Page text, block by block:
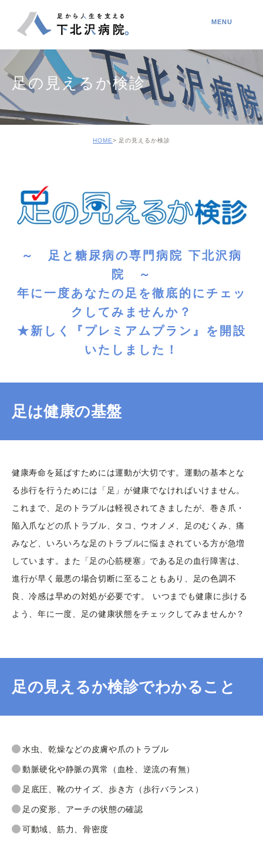
足の見えるか検診
HOME 足の見えるか検診
～ 足と糖尿病の専門病院 下北沢病
院 ～
年に一度あなたの足を徹底的にチェッ
クしてみませんか？
★新しく『プレミアムプラン』を開設
いたしました！
足は健康の基盤
健康寿命を延ばすためには運動が大切です。運動の基本とな
る歩行を行うためには「足」が健康でなければいけません。
これまで、足のトラブルは軽視されてきましたが、巻き爪・
陥入爪などの爪トラブル、タコ、ウオノメ、足のむくみ、痛
みなど、いろいろな足のトラブルに悩まされている方が急増
しています。また「足の心筋梗塞」である足の血行障害は、
進行が早く最悪の場合切断に至ることもあり、足の色調不
良、冷感は早めの対処が必要です。 いつまでも健康に歩ける
よう、年に一度、足の健康状態をチェックしてみませんか？
足の見えるか検診でわかること
水虫、乾燥などの皮膚や爪のトラブル
動脈硬化や静脈の異常（血栓、逆流の有無）
足底圧、靴のサイズ、歩き方（歩行バランス）
足の変形、アーチの状態の確認
可動域、筋力、骨密度